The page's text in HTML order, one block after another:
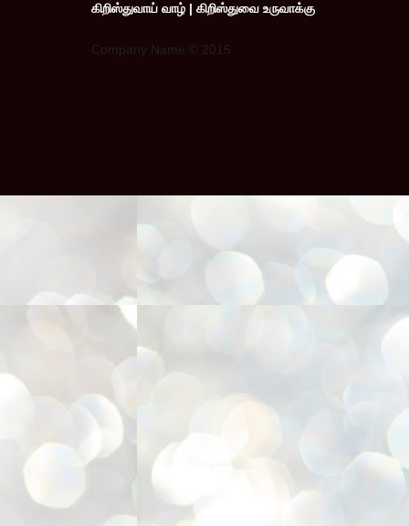
கிறிஸ்துவாய் வாழ் | கிறிஸ்துவை உருவாக்கு
Company Name © 2015